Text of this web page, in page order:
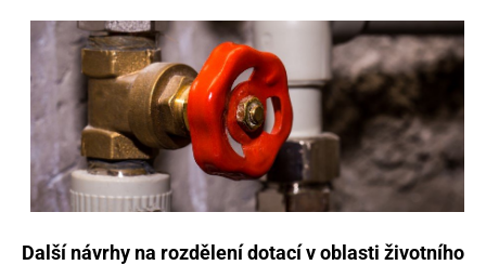
Další návrhy na rozdělení dotacív oblasti životního